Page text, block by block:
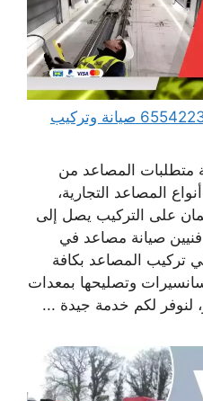
صيانة مصاعد في الكويت 65542233 صيانة وتركيب
متطلبات المصاعد من
المصاعد التجارية،
على التركيب يصل إلى
صيانة مصاعد في
تركيب المصاعد بكافة
وتصليحها بمعدات
لنوفر لكم خدمة جيدة ...